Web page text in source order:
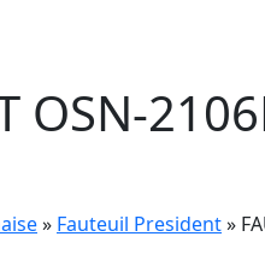
OSN-
» Fauteuil President»